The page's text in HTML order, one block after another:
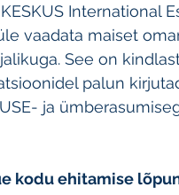
International
vaadata maiset
See on
palun
ja
kodu ehitamise